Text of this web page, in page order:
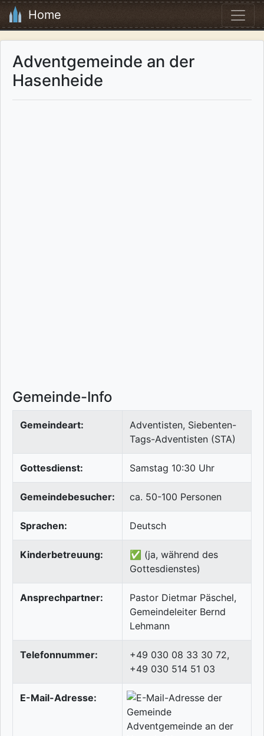
Home
Adventgemeinde an der
Hasenheide
Gemeinde-Info
Gemeindeart:
Adventisten, Siebenten-
Tags-Adventisten (STA)
Gottesdienst: Samstag 10:30 Uhr
Gemeindebesucher: ca. 50-100 Personen
Sprachen: Deutsch
Kinderbetreuung:
✅ (ja, während des
Gottesdienstes)
Ansprechpartner:
Pastor Dietmar Päschel,
Gemeindeleiter Bernd
Lehmann
Telefonnummer:
+49 030 08 33 30 72,
+49 030 514 51 03
E-Mail-Adresse: